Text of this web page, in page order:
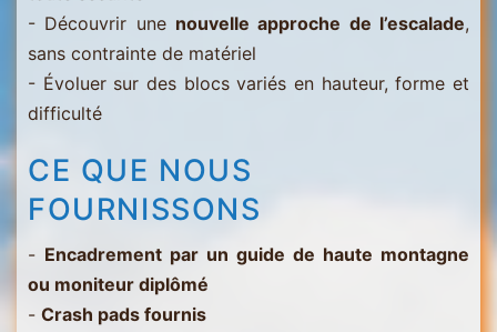
- Découvrir une nouvelle approche de l’escalade,
sans contrainte de matériel
- Évoluer sur des blocs variés en hauteur, forme et
difficulté
CE QUE NOUS
FOURNISSONS
- Encadrement par un guide de haute montagne
ou moniteur diplômé
- Crash pads fournis